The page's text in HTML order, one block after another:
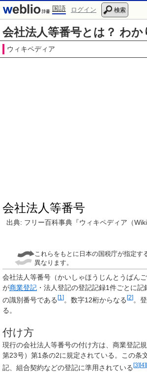
国語 ログイン 検索
会社法人等番号とは？ わ
ウィキペディア
会社法人等番号
出典: フリー百科事典『ウィキペディア（
これらをもとに日本の国税庁が指定す
異なります。
会社法人等番号 （かいしゃほうじんとうばん
が商業登記 ・法人登記の登記記録1件ごとに
の識別番号である[1 ]。数字12桁からなる[2]。
る。
付け方
現行の会社法人等番号の付け方は、商業登記
第23号）第1条の2に規定されている。この条
記、組合契約などの登記に準用されている [3][4][